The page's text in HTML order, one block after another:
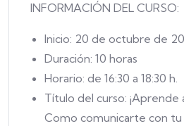
INFORMACIÓN DEL CURSO:
Inicio: 20 de octubre de
Duración: 10 horas
Horario: de 16:30 a 18:30 h.
Título del curso: ¡Aprende
Como comunicarte con tu